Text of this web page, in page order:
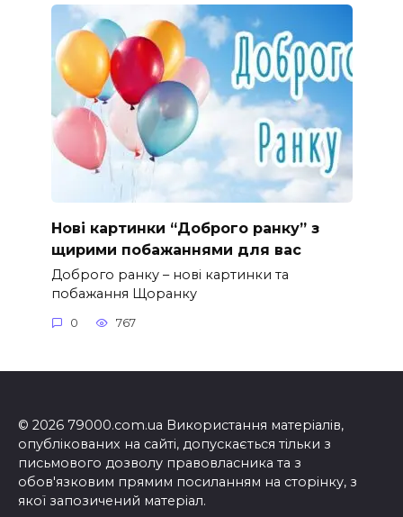
Нові картинки “Доброго ранку” з
щирими побажаннями для вас
Доброго ранку – нові картинки та
побажання Щоранку
0 767
© 2026 79000.com.ua Використання матеріалів,
опублікованих на сайті, допускається тільки з
письмового дозволу правовласника та з
обов'язковим прямим посиланням на сторінку, з
якої запозичений матеріал.